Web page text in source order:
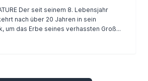
Der seit seinem 8. Lebensjahr
nach über 20 Jahren in sein
um das Erbe seines verhassten Groß...